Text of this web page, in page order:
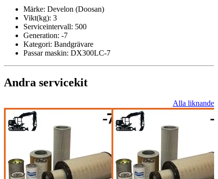
Märke: Develon (Doosan)
Vikt(kg): 3
Serviceintervall: 500
Generation: -7
Kategori: Bandgrävare
Passar maskin: DX300LC-7
Andra servicekit
Alla liknande